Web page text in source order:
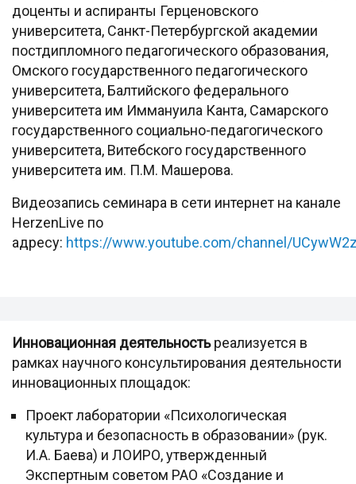
доценты и аспиранты Герценовского
университета, Санкт-Петербургской академии
постдипломного педагогического образования,
Омского государственного педагогического
университета, Балтийского федерального
университета им Иммануила Канта, Самарского
государственного социально-педагогического
университета, Витебского государственного
университета им. П.М. Машерова.
Видеозапись семинара в сети интернет на канале
HerzenLive по
адресу: https://www.youtube.com/channel/
Инновационная деятельностьреализуется в
рамках научного консультирования деятельности
инновационных площадок:
Проект лаборатории «Психологическая
культура и безопасность в образовании» (рук.
И.А. Баева) и ЛОИРО, утвержденный
Экспертным советом РАО «Создание и